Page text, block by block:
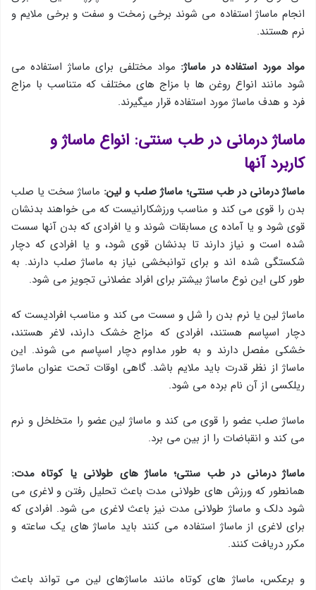
انجام ماساژ استفاده می شوند برخی زمخت و سفت و برخی ملایم و
نرم هستند.
مواد مورد استفاده در ماساژ: مواد مختلفی برای ماساژ استفاده می
شود مانند انواع روغن ها با مزاج های مختلف که متناسب با مزاج
فرد و هدف ماساژ مورد استفاده قرار میگیرند.
ماساژ درمانی در طب سنتی: انواع ماساژ و
کاربرد آنها
ماساژ درمانی در طب سنتی؛ ماساژ صلب و لین: ماساژ سخت یا صلب
بدن را قوی می کند و مناسب ورزشکارانیست که می خواهند بدنشان
قوی شود و یا آماده ی مسابقات شوند و یا افرادی که بدن آنها سست
شده است و نیاز دارند تا بدنشان قوی شود، و یا افرادی که دچار
شکستگی شده اند و برای توانبخشی نیاز به ماساژ صلب دارند. به
طور کلی این نوع ماساژ بیشتر برای افراد عضلانی تجویز می شود.
ماساژ لین یا نرم بدن را شل و سست می کند و مناسب افرادیست که
دچار اسپاسم هستند، افرادی که مزاج خشک دارند، لاغر هستند،
خشکی مفصل دارند و به طور مداوم دچار اسپاسم می شوند. این
ماساژ از نظر قدرت باید ملایم باشد. گاهی اوقات تحت عنوان ماساژ
ریلکسی از آن نام برده می شود.
ماساژ صلب عضو را قوی می کند و ماساژ لین عضو را متخلخل و نرم
می کند و انقباضات را از بین می برد.
ماساژ درمانی در طب سنتی؛ ماساژ های طولانی یا کوتاه مدت:
همانطور که ورزش های طولانی مدت باعث تحلیل رفتن و لاغری می
شود دلک و ماساژ طولانی مدت نیز باعث لاغری می شود. افرادی که
برای لاغری از ماساژ استفاده می کنند باید ماساژ های یک ساعته و
مکرر دریافت کنند.
و برعکس، ماساژ های کوتاه مانند ماساژهای لین می تواند باعث